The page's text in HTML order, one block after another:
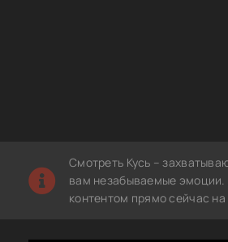
Смотреть Кусь –
вам незабываемые эмоции.
контентом прямо сейчас на